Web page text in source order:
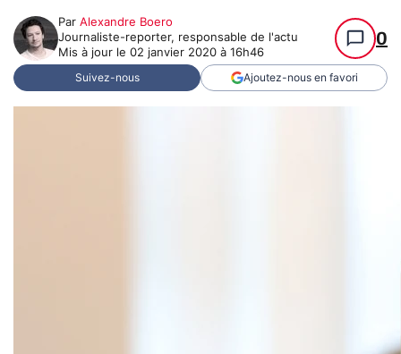
Par Alexandre Boero
Journaliste-reporter, responsable de l'actu
Mis à jour le 02 janvier 2020 à 16h46
0
Suivez-nous Ajoutez-nous en favori